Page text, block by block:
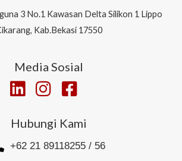
3 No.1 Kawasan Delta Silikon 1 Lippo
Kab.Bekasi 17550
Media Sosial
Hubungi Kami
+62 21 89118255 / 56